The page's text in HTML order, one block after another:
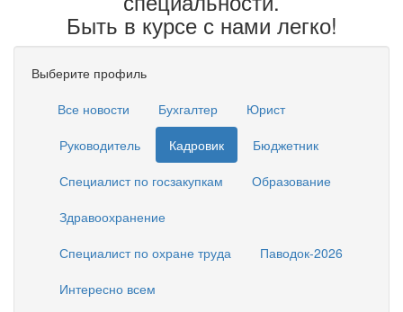
Быть в курсе с нами легко!
Выберите профиль
Все новости
Бухгалтер
Юрист
Руководитель
Кадровик
Бюджетник
Специалист по госзакупкам
Образование
Здравоохранение
Специалист по охране труда
Паводок-2026
Интересно всем